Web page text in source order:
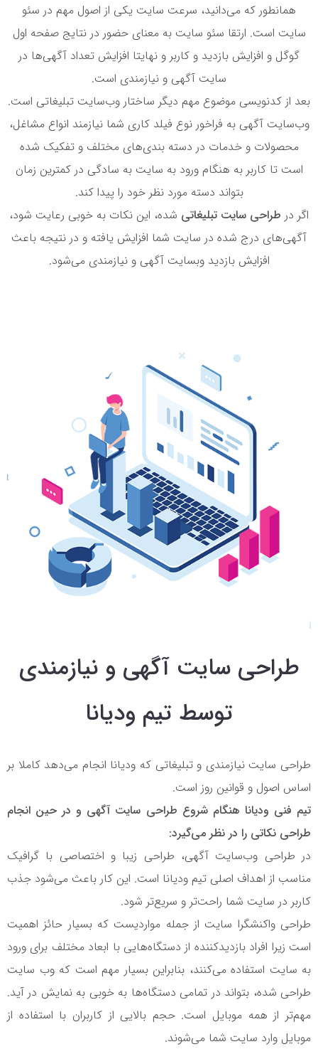
همانطور که می‌دانید، سرعت سایت یکی از اصول مهم در سئو
سایت است. ارتقا سئو سایت به معنای حضور در نتایج صفحه اول
گوگل و افزایش بازدید و کاربر و نهایتا افزایش تعداد آگهی‌ها در
سایت آگهی و نیازمندی است.
بعد از کدنویسی موضوع مهم دیگر ساختار وب‌سایت تبلیغاتی است.
وب‌سایت آگهی به فراخور نوع فیلد کاری شما نیازمند انواع مشاغل،
محصولات و خدمات در دسته بندی‌های مختلف و تفکیک شده
است تا کاربر به هنگام ورود به سایت به سادگی در کمترین زمان
بتواند دسته مورد نظر خود را پیدا کند.
اگر در طراحی سایت تبلیغاتی شده، این نکات به خوبی رعایت شود،
آگهی‌های درج شده در سایت شما افزایش یافته و در نتیجه باعث
افزایش بازدید وبسایت آگهی و نیازمندی می‌شود.
طراحی سایت آگهی و نیازمندی
توسط تیم ودیانا
طراحی سایت نیازمندی و تبلیغاتی که ودیانا انجام می‌دهد کاملا بر
اساس اصول و قوانین روز است.
تیم فنی ودیانا هنگام شروع طراحی سایت آگهی و در حین انجام
طراحی نکاتی را در نظر می‌گیرد:
در طراحی وب‌سایت آگهی، طراحی زیبا و اختصاصی با گرافیک
مناسب از اهداف اصلی تیم ودیانا است. این کار باعث می‌شود جذب
کاربر در سایت شما راحت‌تر و سریع‌تر شود.
طراحی واکنشگرا سایت از جمله مواردیست که بسیار حائز اهمیت
است زیرا افراد بازدیدکننده از دستگاه‌هایی با ابعاد مختلف برای ورود
به سایت استفاده می‌کنند، بنابراین بسیار مهم است که وب سایت
طراحی شده، بتواند در تمامی دستگاه‌ها به خوبی به نمایش در آید.
مهم‌تر از همه موبایل است. حجم بالایی از کاربران با استفاده از
موبایل وارد سایت شما می‌شوند.